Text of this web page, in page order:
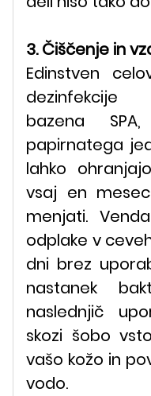
3. Čiščenje in
Edinstven
dezinfekcije
bazena
papirnatega
lahko
vsaj en
menjati.
odplake v
dni brez
nastanek
naslednjič
skozi šobo
vašo kožo in
vodo.